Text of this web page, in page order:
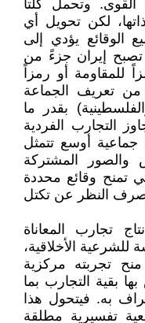
القوى. وتحمل كلتا
لكن تحويل أي
الوقائع يؤدي إلى
تصبح إيران جزءً من
للمقاومة أو رمزاً
من تعريف الجماعة
بقدر ما
التجارب الفردية
أوسع تتمثل
والصور المشتركة
تمنح وقائع محددة
النظر عن تكتل
تجارب المعاناة
للشرعية الأخلاقية،
تجربته مركزية
بقية التجارب بما
به. فيتحول هذا
تفسيرية مطلقة